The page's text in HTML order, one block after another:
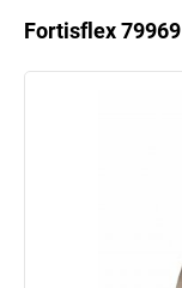
Fortisflex 79969